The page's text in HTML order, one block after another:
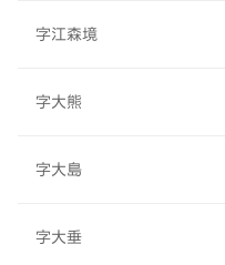
字江森境
字大熊
字大島
字大垂